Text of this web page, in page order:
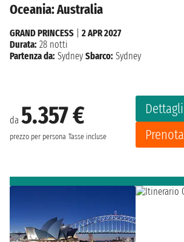
Oceania: Australia
da 5.357 €
prezzo per persona Tasse incluse
Dettagli
Prenota
GRAND PRINCESS
2 APR 2027
Durata: 28 notti
Partenza da: Sydney Sbarco: Sydney